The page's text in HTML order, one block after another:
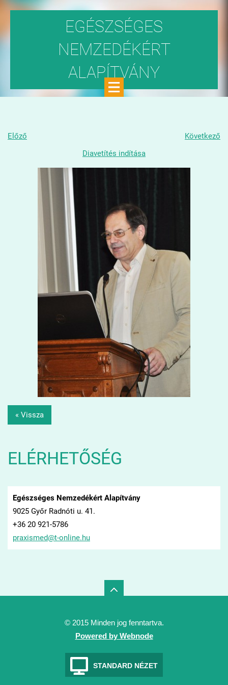
EGÉSZSÉGES
NEMZEDÉKÉRT
ALAPÍTVÁNY
Előző
Következő
Diavetítés indítása
« Vissza
ELÉRHETŐSÉG
Egészséges Nemzedékért Alapítvány
9025 Győr Radnóti u. 41.
+36 20 921-5786
praxismed@t-online.hu
© 2015 Minden jog fenntartva.
Powered by Webnode
STANDARD NÉZET